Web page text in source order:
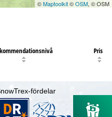
©Maptoolkit©OSM, © OSM
Pris
fördelar